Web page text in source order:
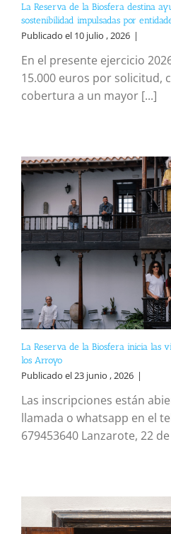
La Reserva de la Biosfera destina
sostenibilidad impulsadas por
Publicado el 10 julio , 2026 |
En el presente ejercicio
15.000 euros por solicitud,
cobertura a un mayor [...]
La Reserva de la Biosfera inicia las
los Arroyo
Publicado el 23 junio , 2026 |
Las inscripciones están
llamada o whatsapp en el
679453640 Lanzarote, 22